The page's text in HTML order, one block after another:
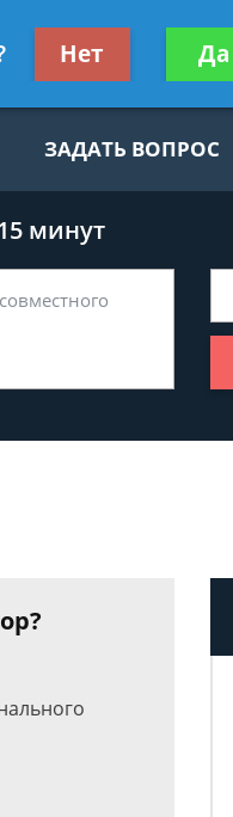
Получите
ЗАДАТЬ ВОПРОС
минут
Нет Да